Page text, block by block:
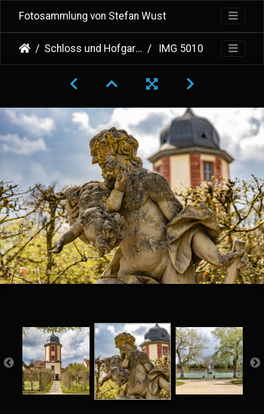
Fotosammlung von Stefan Wust
Schloss und Hofgarten Veitshöchheim IMG 5010